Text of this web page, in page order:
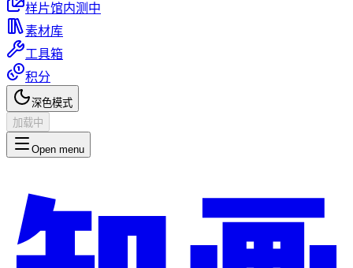
样片馆内测中
素材库
工具箱
积分
深色模式
加载中
Open menu